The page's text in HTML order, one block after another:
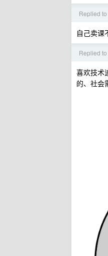
Replied
自己卖课
Replied
喜欢技术
的、社会